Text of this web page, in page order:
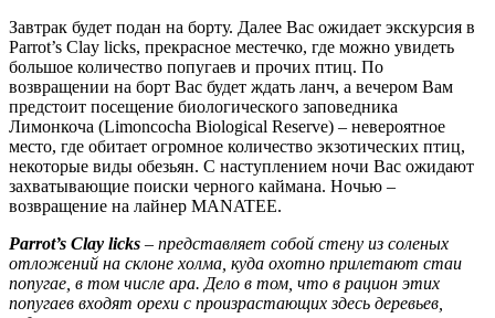
Завтрак будет подан на борту. Далее Вас ожидает экскурсия в
Parrot’s Clay licks, прекрасное местечко, где можно увидеть
большое количество попугаев и прочих птиц. По
возвращении на борт Вас будет ждать ланч, а вечером Вам
предстоит посещение биологического заповедника
Лимонкоча (Limoncocha Biological Reserve) – невероятное
место, где обитает огромное количество экзотических птиц,
некоторые виды обезьян. С наступлением ночи Вас ожидают
захватывающие поиски черного каймана. Ночью –
возвращение на лайнер MANATEE.
Parrot’s Clay licks – представляет собой стену из соленых
отложений на склоне холма, куда охотно прилетают стаи
попугае, в том числе ара. Дело в том, что в рацион этих
попугаев входят орехи с произрастающих здесь деревьев,